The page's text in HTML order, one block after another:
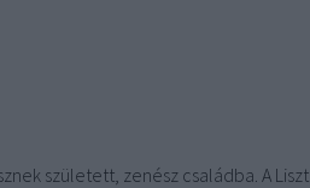
született, zenész családba. A